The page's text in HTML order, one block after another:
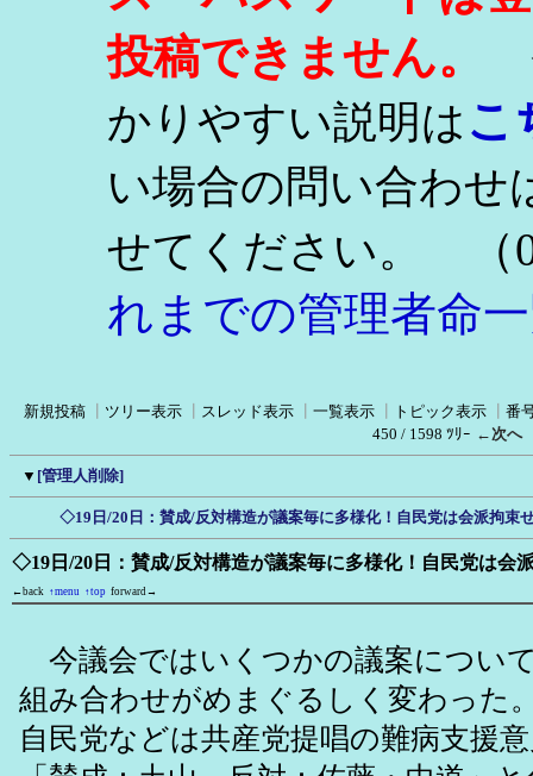
投稿できません。
かりやすい説明はこ
い場合の問い合わせ
せてください。
（
れまでの管理者命
新規投稿 ツリー表示 スレッド表示 一覧表示 トピック表示
番
450 / 1598 ﾂﾘｰ ←次へ
▼ [管理人削除]
◇19日/20日：賛成/反対構造が議案毎に多様化！自民党は会派拘束
◇19日/20日：賛成/反対構造が議案毎に多様化！自民党は会
←back ↑menu ↑top forward→
今議会ではいくつかの議案につい
組み合わせがめまぐるしく変わった
自民党などは共産党提唱の難病支援